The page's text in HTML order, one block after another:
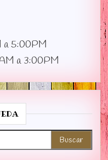
a 5:00PM
a 3:00PM